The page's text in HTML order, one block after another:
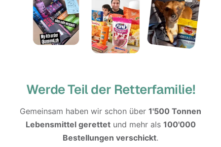
Werde Teil der Retterfamilie!
Gemeinsam haben wir schon über 1'500 Tonnen
Lebensmittel gerettetund mehr als 100'000
Bestellungen verschickt.